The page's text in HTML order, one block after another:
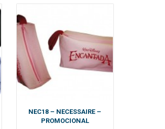
NEC18 – NECESSAIRE –
PROMOCIONAL